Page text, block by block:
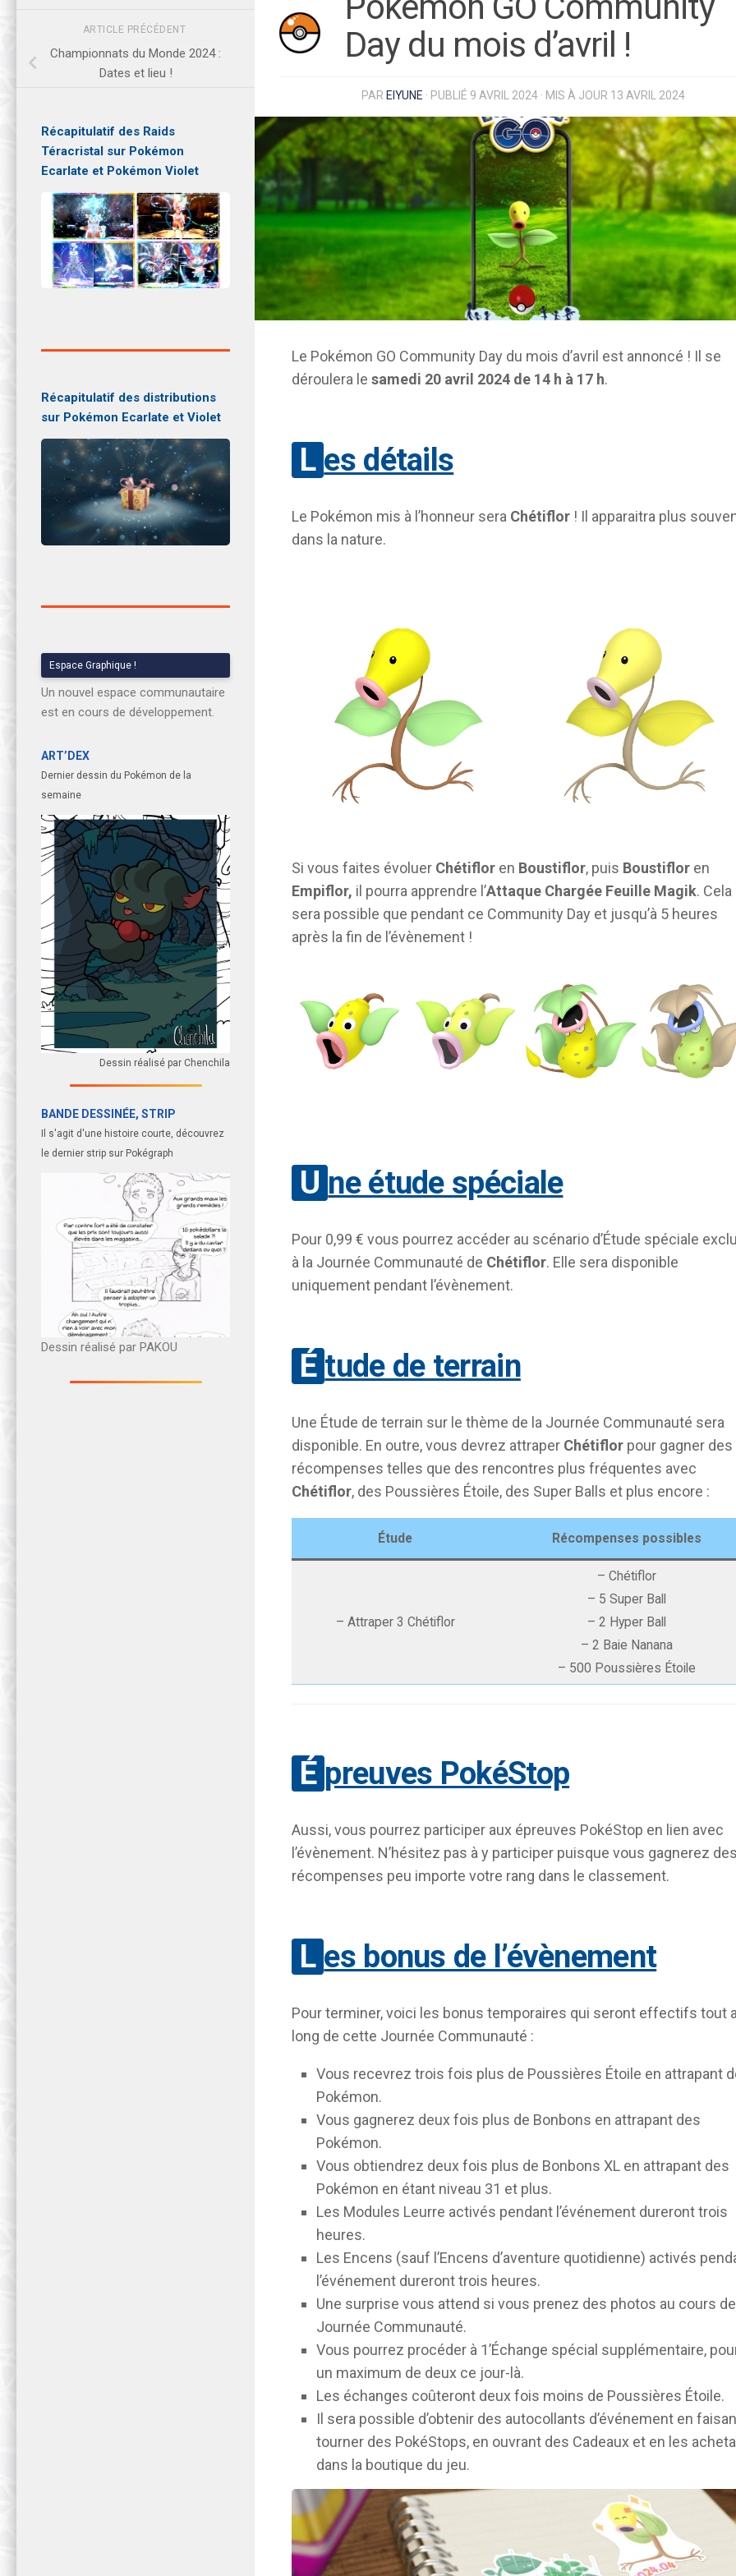
Day du mois d’avril !
PAR EIYUNE · PUBLIÉ 9 AVRIL 2024 · MIS À JOUR 13 AVRIL 2024
Le Pokémon GO Community Day du mois d’avril est annoncé ! Il se
déroulera le samedi 20 avril 2024 de 14 h à 17 h.
Les détails
Le Pokémon mis à l’honneur sera Chétiflor ! Il apparaitra plus
dans la nature.
Si vous faites évoluer Chétiflor en Boustiflor, puis Boustiflor en
Empiflor, il pourra apprendre l’Attaque Chargée Feuille Magik. Cela
sera possible que pendant ce Community Day et jusqu’à 5 heures
après la fin de l’évènement !
Une étude spéciale
Pour 0,99 € vous pourrez accéder au scénario d’Étude spéciale
à la Journée Communauté de Chétiflor. Elle sera disponible
uniquement pendant l’évènement.
Étude de terrain
Une Étude de terrain sur le thème de la Journée Communauté sera
disponible. En outre, vous devrez attraper Chétiflor pour gagner des
récompenses telles que des rencontres plus fréquentes avec
Chétiflor, des Poussières Étoile, des Super Balls et plus encore :
Étude Récompenses possibles
– Attraper 3 Chétiflor
– Chétiflor
– 5 Super Ball
– 2 Hyper Ball
– 2 Baie Nanana
– 500 Poussières Étoile
Épreuves PokéStop
Aussi, vous pourrez participer aux épreuves PokéStop en lien avec
l’évènement. N’hésitez pas à y participer puisque vous gagnerez
récompenses peu importe votre rang dans le classement.
Les bonus de l’évènement
Pour terminer, voici les bonus temporaires qui seront effectifs tout
long de cette Journée Communauté :
Vous recevrez trois fois plus de Poussières Étoile en attrapant
Pokémon.
Vous gagnerez deux fois plus de Bonbons en attrapant des
Pokémon.
Vous obtiendrez deux fois plus de Bonbons XL en attrapant des
Pokémon en étant niveau 31 et plus.
Les Modules Leurre activés pendant l’événement dureront trois
heures.
Les Encens (sauf l’Encens d’aventure quotidienne) activés
l’événement dureront trois heures.
Une surprise vous attend si vous prenez des photos au cours
Journée Communauté.
Vous pourrez procéder à 1’Échange spécial supplémentaire,
un maximum de deux ce jour-là.
Les échanges coûteront deux fois moins de Poussières Étoile.
Il sera possible d’obtenir des autocollants d’événement en
tourner des PokéStops, en ouvrant des Cadeaux et en les
dans la boutique du jeu.
ARTICLE PRÉCÉDENT
Championnats du Monde 2024 :
Dates et lieu !
Récapitulatif des Raids
Téracristal sur Pokémon
Ecarlate et Pokémon Violet
Récapitulatif des distributions
sur Pokémon Ecarlate et Violet
Espace Graphique !
Un nouvel espace communautaire
est en cours de développement.
ART’DEX
Dernier dessin du Pokémon de la
semaine
Dessin réalisé par Chenchila
BANDE DESSINÉE, STRIP
Il s'agit d'une histoire courte, découvrez
le dernier strip sur Pokégraph
Dessin réalisé par PAKOU